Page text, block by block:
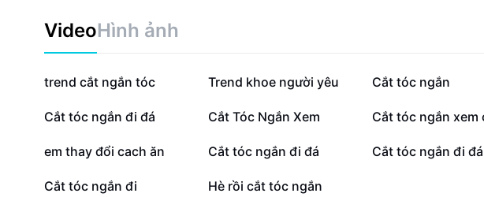
VideoHình ảnh
382,7 N
trend cắt ngắn tóc 48,4 N
Trend khoe người yêu 46,3 N
Cắt tóc ngắn
13,8 N
Cắt tóc ngắn đi đá 12,5 N
Cắt Tóc Ngắn Xem 7,7 N
Cắt tóc ngắn xem
1,6 N
em thay đổi cach ăn 1,3 N
Cắt tóc ngắn đi đá 473
Cắt tóc ngắn đi
59
Cắt tóc ngắn đi 53
Hè rồi cắt tóc ngắn